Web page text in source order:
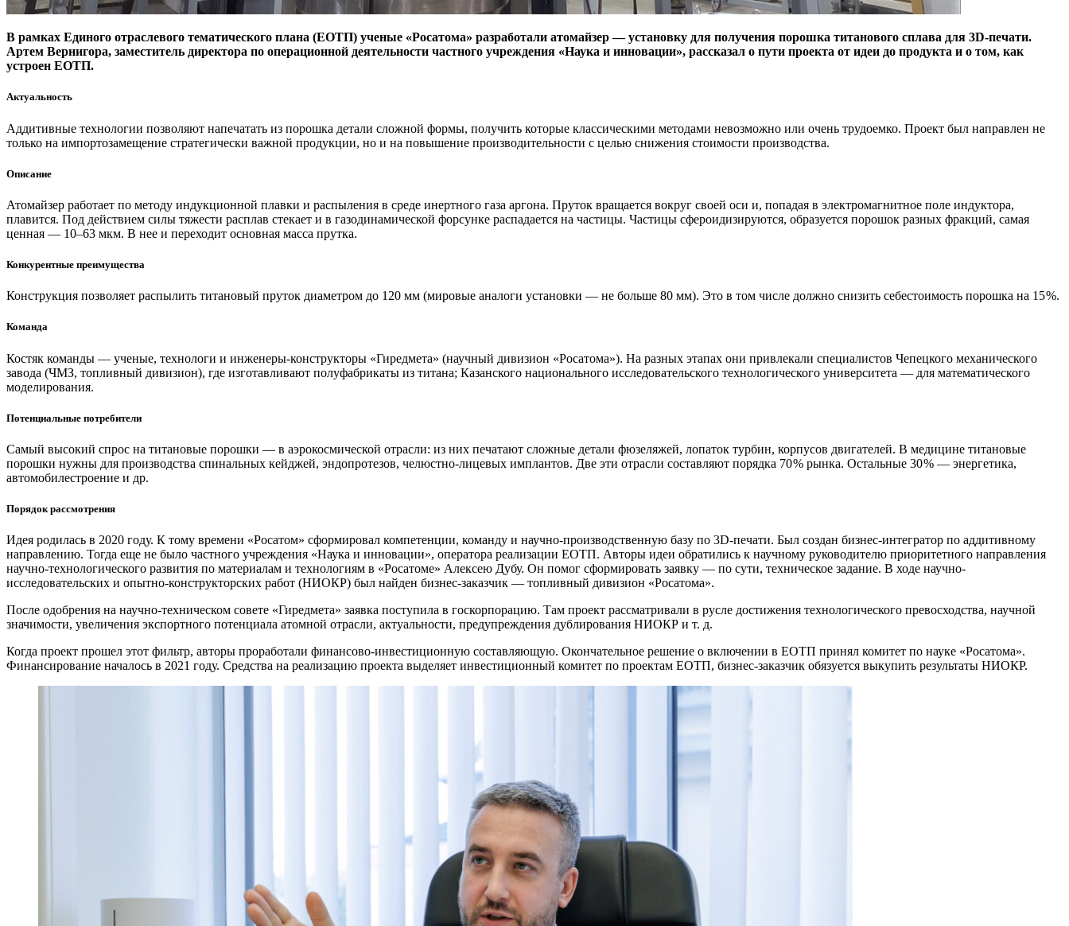
В рамках Единого отраслевого тематического плана (ЕОТП) ученые «Росатома» разработали атомайзер — установку для получения порошка титанового сплава для 3D-печати.
Артем Вернигора, заместитель директора по операционной деятельности частного учреждения «Наука и инновации», рассказал о пути проекта от идеи до продукта и о том, как
устроен ЕОТП.
Актуальность
Аддитивные технологии позволяют напечатать из порошка детали сложной формы, получить которые классическими методами невозможно или очень трудоемко. Проект был направлен не
только на импортозамещение стратегически важной продукции, но и на повышение производительности с целью снижения стоимости производства.
Описание
Атомайзер работает по методу индукционной плавки и распыления в среде инертного газа аргона. Пруток вращается вокруг своей оси и, попадая в электромагнитное поле индуктора,
плавится. Под действием силы тяжести расплав стекает и в газодинамической форсунке распадается на частицы. Частицы сфероидизируются, образуется порошок разных фракций, самая
ценная — 10–63 мкм. В нее и переходит основная масса прутка.
Конкурентные преимущества
Конструкция позволяет распылить титановый пруток диаметром до 120 мм (мировые аналоги установки — не больше 80 мм). Это в том числе должно снизить себестоимость порошка на 15 %.
Команда
Костяк команды — ученые, технологи и инженеры-конструкторы «Гиредмета» (научный дивизион «Росатома»). На разных этапах они привлекали специалистов Чепецкого механического
завода (ЧМЗ, топливный дивизион), где изготавливают полуфабрикаты из титана; Казанского национального исследовательского технологического университета — для математического
моделирования.
Потенциальные потребители
Самый высокий спрос на титановые порошки — в аэрокосмической отрасли: из них печатают сложные детали фюзеляжей, лопаток турбин, корпусов двигателей. В медицине титановые
порошки нужны для производства спинальных кейджей, эндопротезов, челюстно-лицевых имплантов. Две эти отрасли составляют порядка 70 % рынка. Остальные 30 % — энергетика,
автомобилестроение и др.
Порядок рассмотрения
Идея родилась в 2020 году. К тому времени «Росатом» сформировал компетенции, команду и научно-производственную базу по 3D-печати. Был создан бизнес-интегратор по аддитивному
направлению. Тогда еще не было частного учреждения «Наука и инновации», оператора реализации ЕОТП. Авторы идеи обратились к научному руководителю приоритетного направления
научно-технологического развития по материалам и технологиям в «Росатоме» Алексею Дубу. Он помог сформировать заявку — по сути, техническое задание. В ходе научно-
исследовательских и опытно-конструкторских работ (НИОКР) был найден бизнес-заказчик — топливный дивизион «Росатома».
После одобрения на научно-техническом совете «Гиредмета» заявка поступила в госкорпорацию. Там проект рассматривали в русле достижения технологического превосходства, научной
значимости, увеличения экспортного потенциала атомной отрасли, актуальности, предупреждения дублирования НИОКР и т. д.
Когда проект прошел этот фильтр, авторы проработали финансово-инвестиционную составляющую. Окончательное решение о включении в ЕОТП принял комитет по науке «Росатома».
Финансирование началось в 2021 году. Средства на реализацию проекта выделяет инвестиционный комитет по проектам ЕОТП, бизнес-заказчик обязуется выкупить результаты НИОКР.